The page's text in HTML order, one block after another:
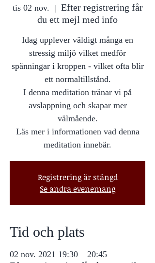
tis 02 nov.
  |
Efter registrering får
du ett mejl med info
Idag upplever väldigt många en
stressig miljö vilket medför
spänningar i kroppen - vilket ofta blir
ett normaltillstånd.
I denna meditation tränar vi på
avslappning och skapar mer
välmående.
Läs mer i informationen vad denna
meditation innebär.
Registrering är stängd
Se andra evenemang
Tid och plats
02 nov. 2021 19:30 – 20:45